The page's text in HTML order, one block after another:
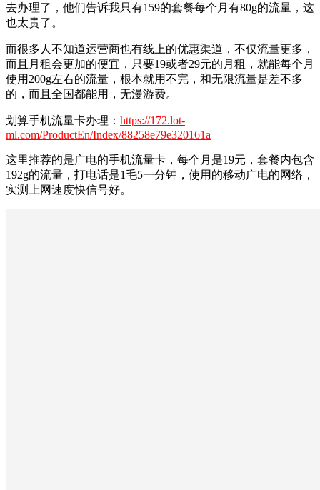
去办理了，他们告诉我只有159的套餐每个月有80g的流量，这
也太贵了。
而很多人不知道运营商也有线上的优惠渠道，不仅流量更多，
而且月租会更加的便宜，只要19或者29元的月租，就能每个月
使用200g左右的流量，根本就用不完，和无限流量是差不多
的，而且全国都能用，无漫游费。
划算手机流量卡办理： https://172.lot-
ml.com/ProductEn/Index/88258e79e320161a
这里推荐的是广电的手机流量卡，每个月是19元，套餐内包含
192g的流量，打电话是1毛5一分钟，使用的移动广电的网络，
实测上网速度快信号好。